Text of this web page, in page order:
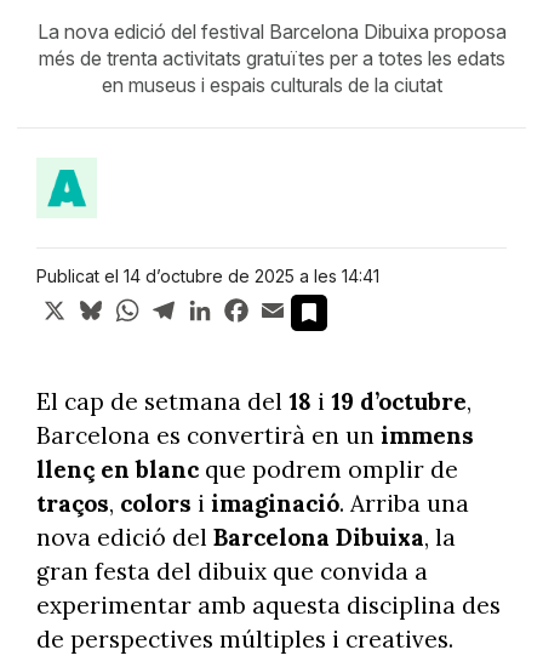
La nova edició del festival Barcelona Dibuixa proposa
més de trenta activitats gratuïtes per a totes les edats
en museus i espais culturals de la ciutat
Publicat el 14 d’octubre de 2025 a les 14:41
X BlueskyWhatsApp
TelegramLinkedInFacebook
Email
El cap de setmana del18 i19 d’octubre,
Barcelona es convertirà en un immens
llenç en blanc que podrem omplir de
traços, colors iimaginació. Arriba una
nova edició delBarcelona Dibuixa, la
gran festa del dibuix que convida a
experimentar amb aquesta disciplina des
de perspectives múltiples i creatives.